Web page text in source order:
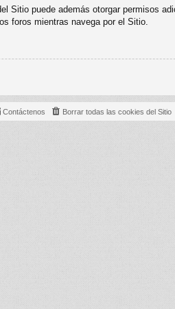
Sitio puede además otorgar permisos
foros mientras navega por el Sitio.
Borrar todas las cookies del Sitio
Contáctenos